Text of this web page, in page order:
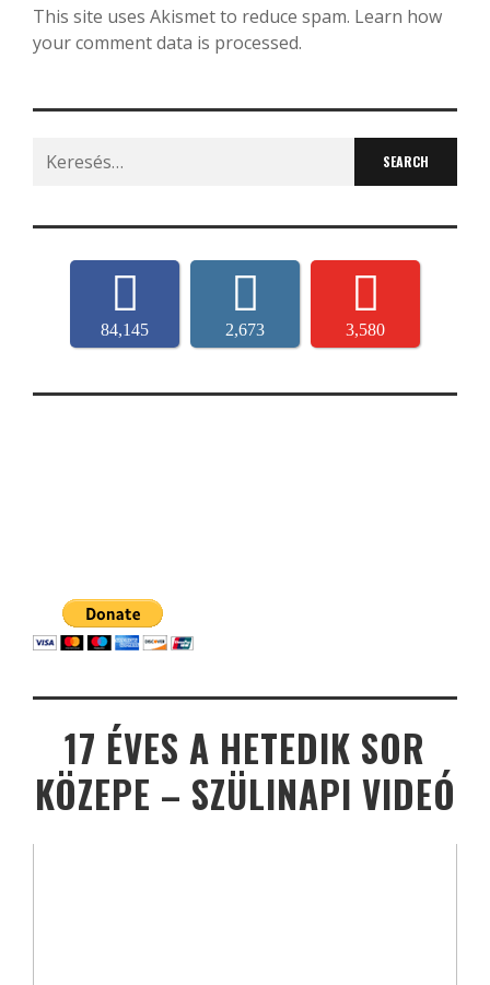
This site uses Akismet to reduce spam. Learn how
your comment data is processed.
Search
for:
84,145 2,673 3,580
17 ÉVES A HETEDIK SOR
KÖZEPE – SZÜLINAPI VIDEÓ